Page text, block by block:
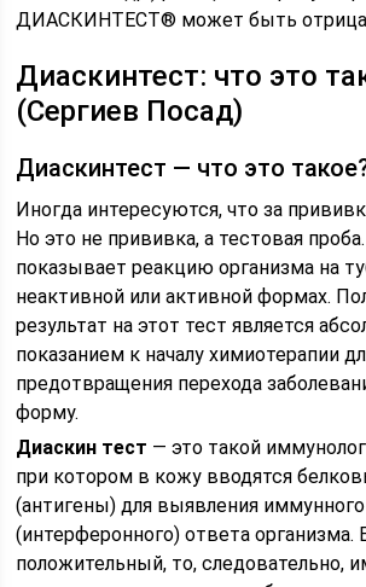
ДИАСКИНТЕСТ® может быть
Диаскинтест: что это
(Сергиев Посад)
Диаскинтест — что это
Иногда интересуются, что за
Но это не прививка, а тестовая
показывает реакцию организма на
неактивной или активной формах.
результат на этот тест является
показанием к началу химиотерапии
предотвращения перехода
форму.
Диаскин тест — это такой
при котором в кожу вводятся
(антигены) для выявления иммунного
(интерферонного) ответа организма.
положительный, то, следовательно,